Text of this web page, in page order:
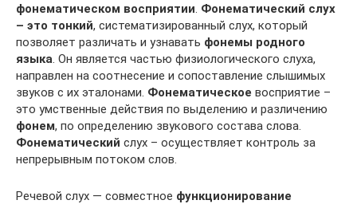
фонематическом восприятии. Фонематический слух
– это тонкий, систематизированный слух, который
позволяет различать и узнавать фонемы родного
языка. Он является частью физиологического слуха,
направлен на соотнесение и сопоставление слышимых
звуков с их эталонами. Фонематическое восприятие –
это умственные действия по выделению и различению
фонем, по определению звукового состава слова.
Фонематический слух – осуществляет контроль за
непрерывным потоком слов.
Речевой слух — совместное функционирование